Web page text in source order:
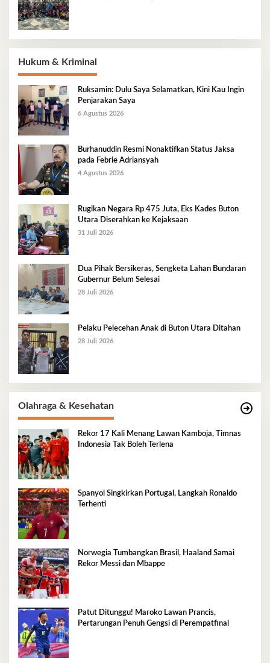
Hukum & Kriminal
Ruksamin: Dulu Saya Selamatkan, Kini Kau Ingin
Penjarakan Saya
6 Agustus 2026
Burhanuddin Resmi Nonaktifkan Status Jaksa
pada Febrie Adriansyah
4 Agustus 2026
Rugikan Negara Rp 475 Juta, Eks Kades Buton
Utara Diserahkan ke Kejaksaan
31 Juli 2026
Dua Pihak Bersikeras, Sengketa Lahan Bundaran
Gubernur Belum Selesai
28 Juli 2026
Pelaku Pelecehan Anak di Buton Utara Ditahan
28 Juli 2026
Olahraga & Kesehatan
Rekor 17 Kali Menang Lawan Kamboja, Timnas
Indonesia Tak Boleh Terlena
Spanyol Singkirkan Portugal, Langkah Ronaldo
Terhenti
Norwegia Tumbangkan Brasil, Haaland Samai
Rekor Messi dan Mbappe
Patut Ditunggu! Maroko Lawan Prancis,
Pertarungan Penuh Gengsi di Perempatfinal